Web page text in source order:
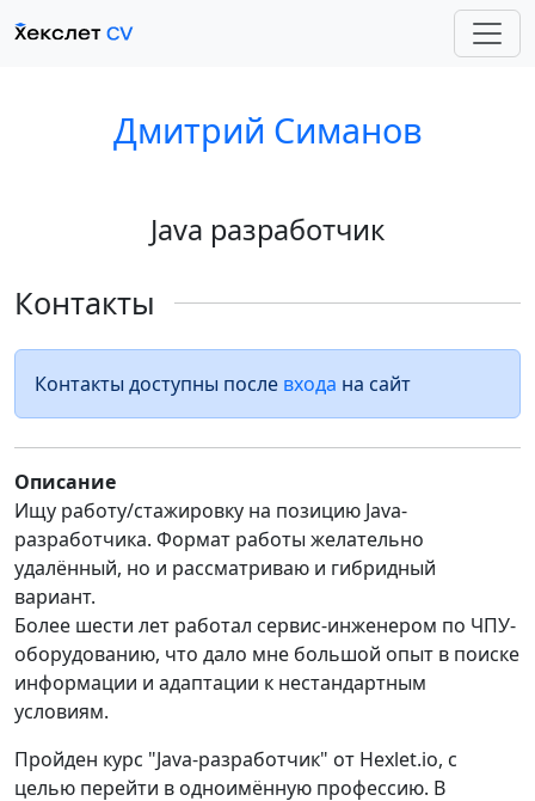
Дмитрий Симанов
Java разработчик
Контакты
Контакты доступны после входа на сайт
Описание
Ищу работу/стажировку на позицию Java-
разработчика. Формат работы желательно
удалённый, но и рассматриваю и гибридный
вариант.
Более шести лет работал сервис-инженером по ЧПУ-
оборудованию, что дало мне большой опыт в поиске
информации и адаптации к нестандартным
условиям.
Пройден курс "Java-разработчик" от Hexlet.io, с
целью перейти в одноимённую профессию. В